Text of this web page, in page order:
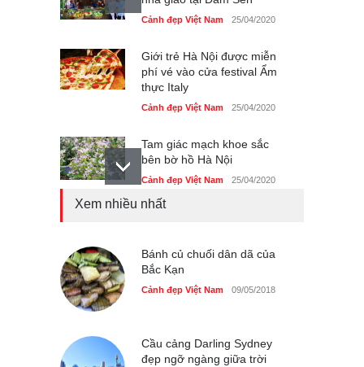
Cảnh đẹp Việt Nam 25/04/2020
Giới trẻ Hà Nội được miễn
phí vé vào cửa festival Ẩm
thực Italy
Cảnh đẹp Việt Nam 25/04/2020
Tam giác mạch khoe sắc
bên bờ hồ Hà Nội
Cảnh đẹp Việt Nam 25/04/2020
Cảnh đẹp Việt Nam 24/04/2020
Những món ăn đồng quê
Xem nhiều nhất
Bánh củ chuối dân dã của
Bắc Kạn
Cảnh đẹp Việt Nam 09/05/2018
Cầu cảng Darling Sydney
đẹp ngỡ ngàng giữa trời